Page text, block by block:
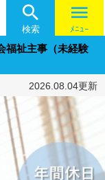

検索
menu
ﾒﾆｭｰ
福祉主事（未経験
2026.08.04更新